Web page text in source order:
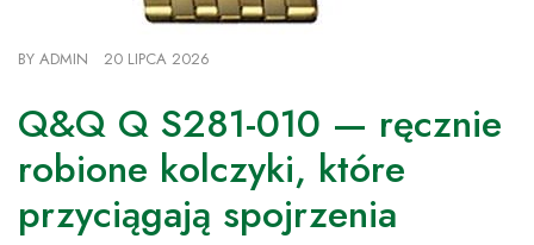
BY ADMIN 20 LIPCA 2026
Q&Q Q S281-010 — ręcznie
robione kolczyki, które
przyciągają spojrzenia